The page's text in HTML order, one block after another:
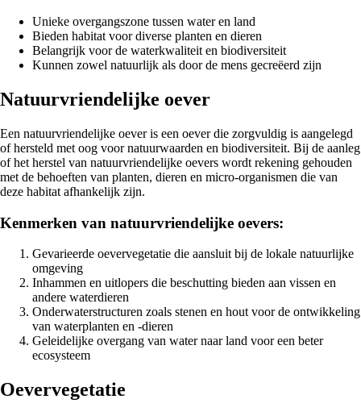
Unieke overgangszone tussen water en land
Bieden habitat voor diverse planten en dieren
Belangrijk voor de waterkwaliteit en biodiversiteit
Kunnen zowel natuurlijk als door de mens gecreëerd zijn
Natuurvriendelijke oever
Een natuurvriendelijke oever is een oever die zorgvuldig is aangelegd
of hersteld met oog voor natuurwaarden en biodiversiteit. Bij de aanleg
of het herstel van natuurvriendelijke oevers wordt rekening gehouden
met de behoeften van planten, dieren en micro-organismen die van
deze habitat afhankelijk zijn.
Kenmerken van natuurvriendelijke oevers:
Gevarieerde oevervegetatie die aansluit bij de lokale natuurlijke
omgeving
Inhammen en uitlopers die beschutting bieden aan vissen en
andere waterdieren
Onderwaterstructuren zoals stenen en hout voor de ontwikkeling
van waterplanten en -dieren
Geleidelijke overgang van water naar land voor een beter
ecosysteem
Oevervegetatie